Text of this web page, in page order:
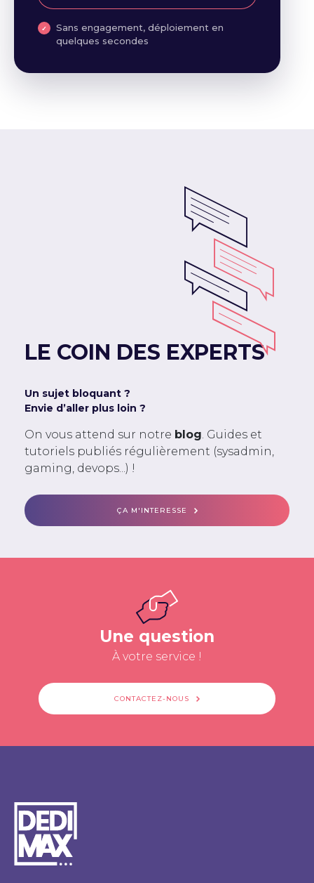
Sans engagement, déploiement en
quelques secondes
LE COIN DES EXPERTS
Un sujet bloquant ?
Envie d’aller plus loin ?
On vous attend sur notre blog. Guides et
tutoriels publiés régulièrement (sysadmin,
gaming, devops...) !
ÇA M'INTERESSE
Une question
À votre service !
CONTACTEZ-NOUS